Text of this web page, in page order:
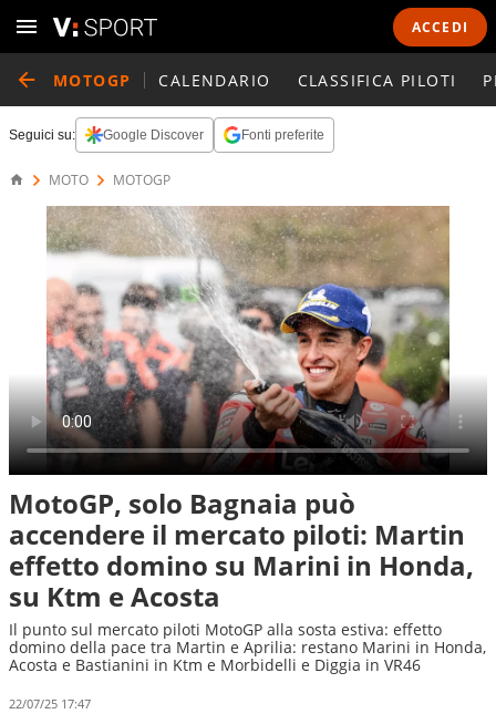
ACCEDI
MOTOGP CALENDARIO CLASSIFICA PILOTI
Seguici su: Google Discover Fonti preferite
MOTO MOTOGP
MotoGP, solo Bagnaia può
accendere il mercato piloti: Martin
effetto domino su Marini in Honda,
su Ktm e Acosta
Il punto sul mercato piloti MotoGP alla sosta estiva: effetto
domino della pace tra Martin e Aprilia: restano Marini in Honda,
Acosta e Bastianini in Ktm e Morbidelli e Diggia in VR46
22/07/25 17:47